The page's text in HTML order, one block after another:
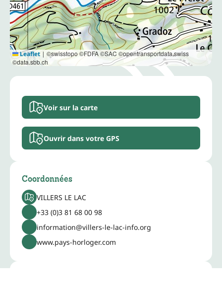
Leaflet | ©swisstopo ©FDFA ©SAC ©opentransportdata.swiss
©data.sbb.ch
Voir sur la carte
Ouvrir dans votre GPS
Coordonnées
VILLERS LE LAC
+33 (0)3 81 68 00 98
information@villers-le-lac-info.org
www.pays-horloger.com